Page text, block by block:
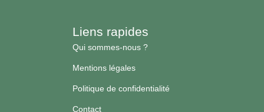
Liens rapides
Qui sommes-nous ?
Mentions légales
Politique de confidentialité
Contact